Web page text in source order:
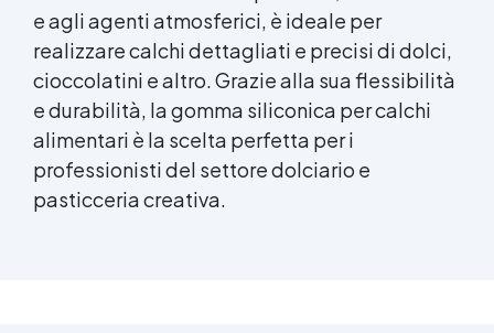
e agli agenti atmosferici, è ideale per
realizzare calchi dettagliati e precisi di dolci,
cioccolatini e altro. Grazie alla sua flessibilità
e durabilità, la gomma siliconica per calchi
alimentari è la scelta perfetta per i
professionisti del settore dolciario e
pasticceria creativa.